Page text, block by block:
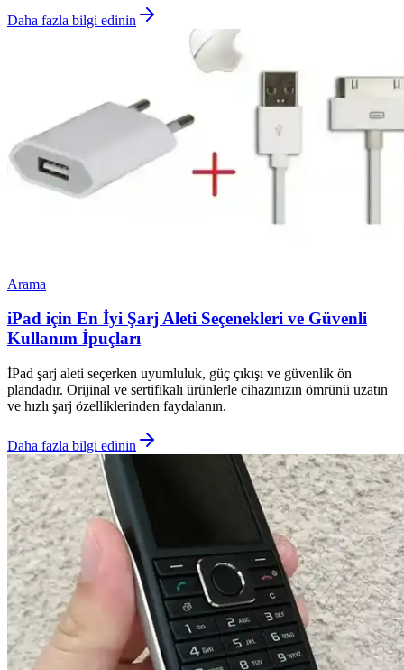
Daha fazla bilgi edinin
Arama
iPad için En İyi Şarj Aleti Seçenekleri ve Güvenli
Kullanım İpuçları
İPad şarj aleti seçerken uyumluluk, güç çıkışı ve güvenlik ön
plandadır. Orijinal ve sertifikalı ürünlerle cihazınızın ömrünü uzatın
ve hızlı şarj özelliklerinden faydalanın.
Daha fazla bilgi edinin